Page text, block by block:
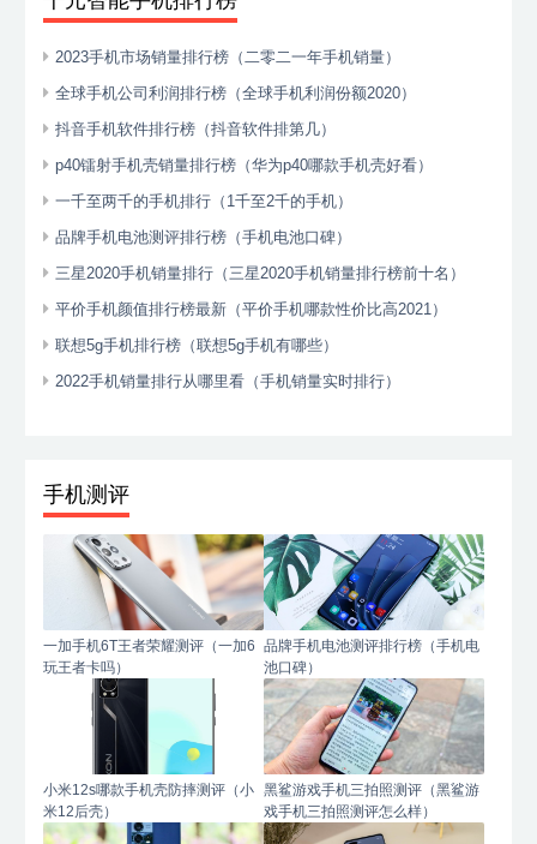
2023手机市场销量排行榜（二零二一年手机销量）
全球手机公司利润排行榜（全球手机利润份额2020）
抖音手机软件排行榜（抖音软件排第几）
p40镭射手机壳销量排行榜（华为p40哪款手机壳好看）
一千至两千的手机排行（1千至2千的手机）
品牌手机电池测评排行榜（手机电池口碑）
三星2020手机销量排行（三星2020手机销量排行榜前十名）
平价手机颜值排行榜最新（平价手机哪款性价比高2021）
联想5g手机排行榜（联想5g手机有哪些）
2022手机销量排行从哪里看（手机销量实时排行）
手机测评
一加手机6T王者荣耀测评（一加6
玩王者卡吗）
品牌手机电池测评排行榜（手机电
池口碑）
小米12s哪款手机壳防摔测评（小
米12后壳）
黑鲨游戏手机三拍照测评（黑鲨游
戏手机三拍照测评怎么样）